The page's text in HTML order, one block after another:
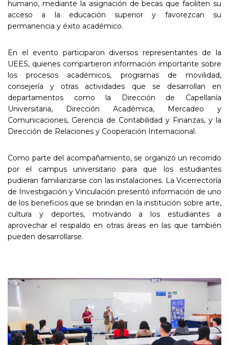
humano, mediante la asignación de becas que faciliten su
acceso a la educación superior y favorezcan su
permanencia y éxito académico.
En el evento participaron diversos representantes de la
UEES, quienes compartieron información importante sobre
los procesos académicos, programas de movilidad,
consejería y otras actividades que se desarrollan en
departamentos como la Dirección de Capellanía
Universitaria, Dirección Académica, Mercadeo y
Comunicaciones, Gerencia de Contabilidad y Finanzas, y la
Dirección de Relaciones y Cooperación Internacional.
Como parte del acompañamiento, se organizó un recorrido
por el campus universitario para que los estudiantes
pudieran familiarizarse con las instalaciones. La Vicerrectoría
de Investigación y Vinculación presentó información de uno
de los beneficios que se brindan en la institución sobre arte,
cultura y deportes, motivando a los estudiantes a
aprovechar el respaldo en otras áreas en las que también
pueden desarrollarse.